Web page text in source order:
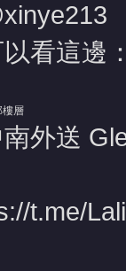
看這邊
樓層
外送
t.me/